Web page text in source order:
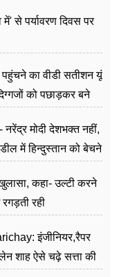
में' से पर्यावरण दिवस पर
का वीडी सतीशन यूं
को पछाड़कर बने
नरेंद्र मोदी देशभक्त नहीं,
में हिन्दुस्तान को बेचने
कहा- उल्टी करने
रही
इंजीनियर,रैपर
शाह ऐसे चढ़े सत्ता की